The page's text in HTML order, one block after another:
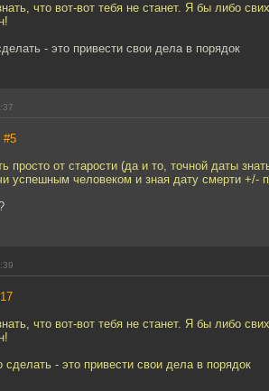
что вот-вот тебя не станет. Я бы либо
- это привести свои дела в порядок
#5
просто от старости (да и то, точной даты
успешным человеком и зная дату смерти +/-
что вот-вот тебя не станет. Я бы либо
- это привести свои дела в порядок